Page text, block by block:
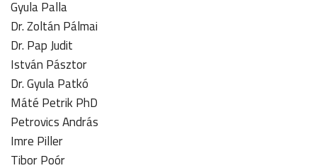
Gyula Palla
Dr. Zoltán Pálmai
Dr. Pap Judit
István Pásztor
Dr. Gyula Patkó
Máté Petrik PhD
Petrovics András
Imre Piller
Tibor Poór